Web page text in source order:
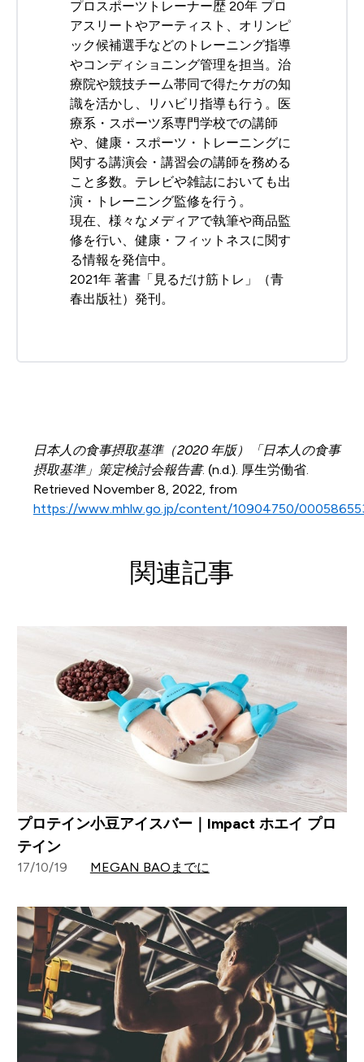
プロスポーツトレーナー歴 20年 プロ
アスリートやアーティスト、オリンピ
ック候補選手などのトレーニング指導
やコンディショニング管理を担当。治
療院や競技チーム帯同で得たケガの知
識を活かし、リハビリ指導も行う。医
療系・スポーツ系専門学校での講師
や、健康・スポーツ・トレーニングに
関する講演会・講習会の講師を務める
こと多数。テレビや雑誌においても出
演・トレーニング監修を行う。
現在、様々なメディアで執筆や商品監
修を行い、健康・フィットネスに関す
る情報を発信中。
2021年 著書「見るだけ筋トレ」（青
春出版社）発刊。
日本人の食事摂取基準（2020 年版）「日本人の食事
摂取基準」策定検討会報告書. (n.d.). 厚生労働省.
Retrieved November 8, 2022, from
https://www.mhlw.go.jp/content/10904750/
関連記事
プロテイン小豆アイスバー｜Impact ホエイ プロ
テイン
17/10/19 MEGAN BAOまでに